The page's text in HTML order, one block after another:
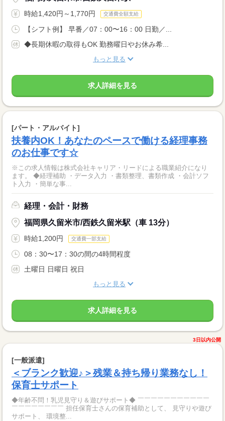
時給1,420円～1,770円 交通費全額支給
【シフト例】 早番／07：00〜16：00 日勤／...
◆長期休暇の取得もOK 勤務曜日やお休み希...
もっと見る
求人詳細を見る
[パート・アルバイト]
扶養内OK！あなたのペースで働ける経理事務
のお仕事です☆
※この求人情報は株式会社キャリア・リードによる職業紹介になり
ます。 ◆経理補助 ・データ入力 ・書類整理、書類作成 ・会計ソフ
ト入力 ・簡単な事...
経理・会計・財務
福岡県久留米市/西鉄久留米駅（車 13分）
時給1,200円 交通費一部支給
08：30〜17：30の間の4時間程度
土曜日 日曜日 祝日
もっと見る
求人詳細を見る
3日以内公開
[一般派遣]
＜ブランク歓迎♪＞残業＆持ち帰り業務なし！
保育士サポート
◆年齢不問！乳児見守り＆遊びサポート◆ ￣￣￣￣￣￣￣￣￣￣￣
￣￣￣￣￣￣￣￣ 担任保育士さんの保育補助として、 見守りや遊び
サポート、 環境整...